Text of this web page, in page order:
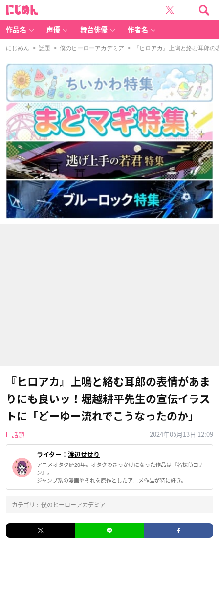
作品名 声優 舞台俳優 作者名
にじめん > 話題 > 僕のヒーローアカデミア > 『ヒロアカ』上鳴と絡む耳郎の
『ヒロアカ』上鳴と絡む耳郎の表情があま
りにも良いッ！堀越耕平先生の宣伝イラス
トに「どーゆー流れでこうなったのか」
話題 2024年05月13日 12:09
ライター： 渡辺せせり
アニメオタク歴20年。オタクのきっかけになった作品は『名探偵コナ
ン』。
ジャンプ系の漫画やそれを原作としたアニメ作品が特に好き。
カテゴリ : 僕のヒーローアカデミア